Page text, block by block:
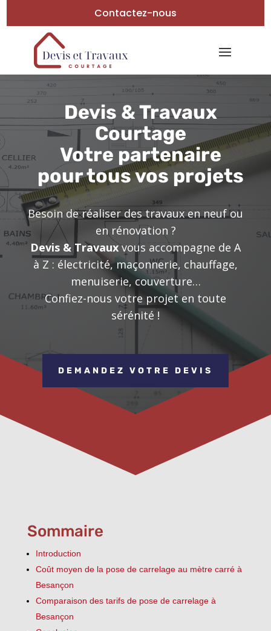
Contactez-nous
Devis & Travaux
Courtage
Votre partenaire
pour tous vos projets
Besoin de réaliser des travaux en neuf ou
en rénovation ?
Devis & Travaux vous accompagne de A
à Z : électricité, maçonnerie, chauffage,
menuiserie, couverture…
Confiez-nous votre projet en toute
sérénité !
DEMANDEZ VOTRE DEVIS
Sommaire
Introduction
Coût moyen de la pose de carrelage au mètre carré à
Besançon
Comparaison des tarifs de pose de carrelage à
Besançon